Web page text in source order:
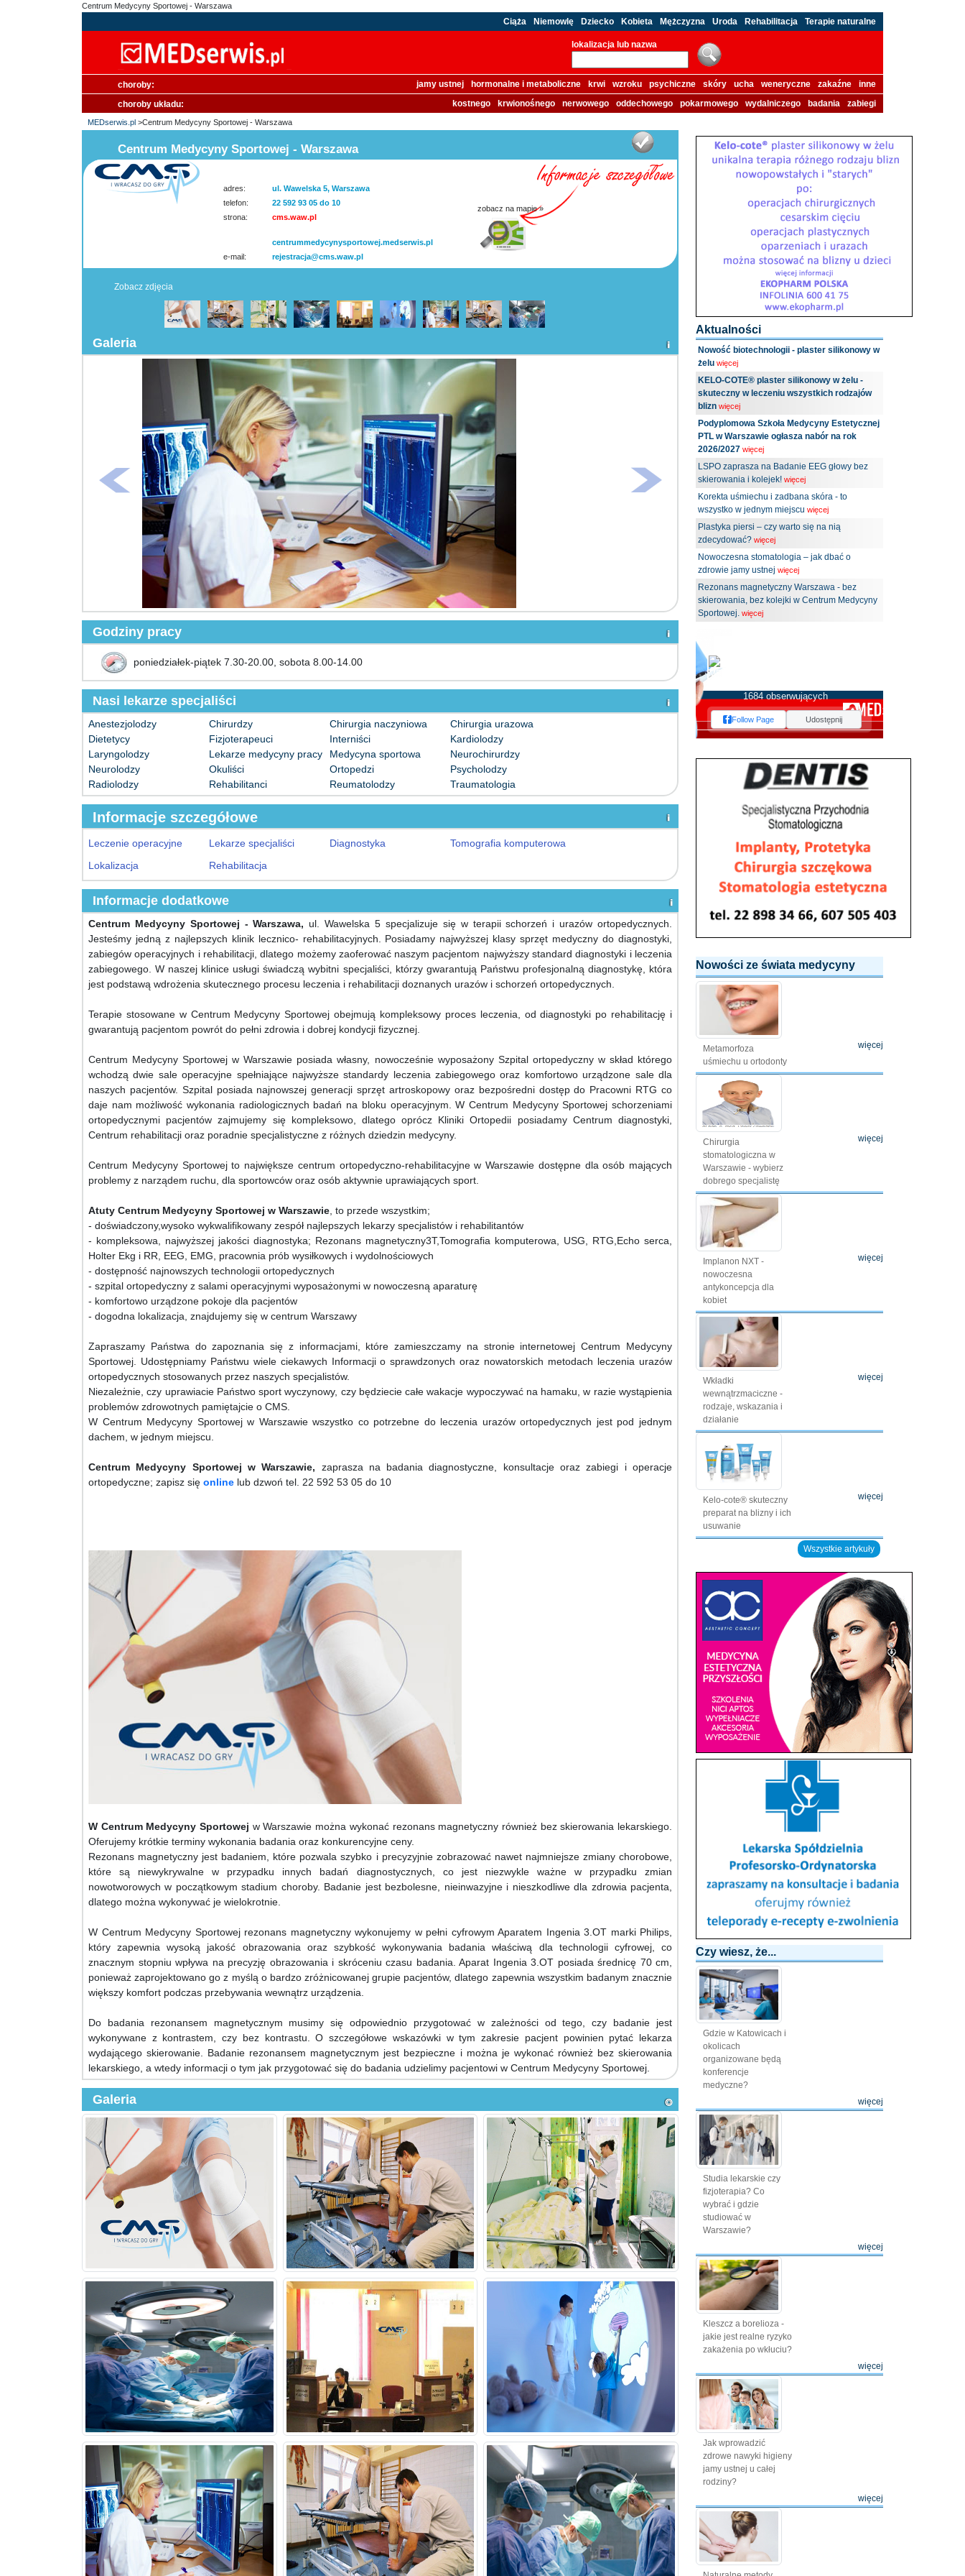
Centrum Medycyny Sportowej - Warszawa
Ciąża Niemowlę Dziecko Kobieta Mężczyzna Uroda Rehabilitacja Terapie naturalne
lokalizacja lub nazwa
choroby: jamy ustnej hormonalne i metaboliczne krwi wzroku psychiczne skóry ucha weneryczne zakaźne
inne
choroby układu:
kostnego krwionośnego nerwowego oddechowego pokarmowego wydalniczego badania zabiegi
MEDserwis.pl >Centrum Medycyny Sportowej - Warszawa
Centrum Medycyny Sportowej - Warszawa
adres:
ul. Wawelska 5, Warszawa
telefon:
22 592 93 05 do 10
strona:
cms.waw.pl
centrummedycynysportowej.medserwis.pl
e-mail:
rejestracja@cms.waw.pl
zobacz na mapie »
Zobacz zdjęcia
Galeria
Godziny pracy
poniedziałek-piątek 7.30-20.00, sobota 8.00-14.00
Nasi lekarze specjaliści
Anestezjolodzy Chirurdzy Chirurgia naczyniowa
Chirurgia urazowa
Dietetycy
Fizjoterapeuci Interniści
Kardiolodzy
Laryngolodzy
Lekarze medycyny pracy Medycyna sportowa
Neurochirurdzy
Neurolodzy
Okuliści Ortopedzi
Psycholodzy
Radiolodzy
Rehabilitanci Reumatolodzy Traumatologia
Informacje szczegółowe
Leczenie operacyjne Lekarze specjaliści Diagnostyka
Tomografia komputerowa
Lokalizacja
Rehabilitacja
Informacje dodatkowe
Centrum Medycyny Sportowej - Warszawa, ul. Wawelska 5 specjalizuje się w terapii schorzeń i urazów ortopedycznych.
Jesteśmy jedną z najlepszych klinik lecznico- rehabilitacyjnych. Posiadamy najwyższej klasy sprzęt medyczny do diagnostyki,
zabiegów operacyjnych i rehabilitacji, dlatego możemy zaoferować naszym pacjentom najwyższy standard diagnostyki i leczenia
zabiegowego. W naszej klinice usługi świadczą wybitni specjaliści, którzy gwarantują Państwu profesjonalną diagnostykę, która
jest podstawą wdrożenia skutecznego procesu leczenia i rehabilitacji doznanych urazów i schorzeń ortopedycznych.
Terapie stosowane w Centrum Medycyny Sportowej obejmują kompleksowy proces leczenia, od diagnostyki po rehabilitację i
gwarantują pacjentom powrót do pełni zdrowia i dobrej kondycji fizycznej.
Centrum Medycyny Sportowej w Warszawie posiada własny, nowocześnie wyposażony Szpital ortopedyczny w skład którego
wchodzą dwie sale operacyjne spełniające najwyższe standardy leczenia zabiegowego oraz komfortowo urządzone sale dla
naszych pacjentów. Szpital posiada najnowszej generacji sprzęt artroskopowy oraz bezpośredni dostęp do Pracowni RTG co
daje nam możliwość wykonania radiologicznych badań na bloku operacyjnym. W Centrum Medycyny Sportowej schorzeniami
ortopedycznymi pacjentów zajmujemy się kompleksowo, dlatego oprócz Kliniki Ortopedii posiadamy Centrum diagnostyki,
Centrum rehabilitacji oraz poradnie specjalistyczne z różnych dziedzin medycyny.
Centrum Medycyny Sportowej to największe centrum ortopedyczno-rehabilitacyjne w Warszawie dostępne dla osób mających
problemy z narządem ruchu, dla sportowców oraz osób aktywnie uprawiających sport.
Atuty Centrum Medycyny Sportowej w Warszawie , to przede wszystkim;
- doświadczony,wysoko wykwalifikowany zespół najlepszych lekarzy specjalistów i rehabilitantów
- kompleksowa, najwyższej jakości diagnostyka; Rezonans magnetyczny3T,Tomografia komputerowa, USG, RTG,Echo serca,
Holter Ekg i RR, EEG, EMG, pracownia prób wysiłkowych i wydolnościowych
- dostępność najnowszych technologii ortopedycznych
- szpital ortopedyczny z salami operacyjnymi wyposażonymi w nowoczesną aparaturę
- komfortowo urządzone pokoje dla pacjentów
- dogodna lokalizacja, znajdujemy się w centrum Warszawy
Zapraszamy Państwa do zapoznania się z informacjami, które zamieszczamy na stronie internetowej Centrum Medycyny
Sportowej. Udostępniamy Państwu wiele ciekawych Informacji o sprawdzonych oraz nowatorskich metodach leczenia urazów
ortopedycznych stosowanych przez naszych specjalistów.
Niezależnie, czy uprawiacie Państwo sport wyczynowy, czy będziecie całe wakacje wypoczywać na hamaku, w razie wystąpienia
problemów zdrowotnych pamiętajcie o CMS.
W Centrum Medycyny Sportowej w Warszawie wszystko co potrzebne do leczenia urazów ortopedycznych jest pod jednym
dachem, w jednym miejscu.
Centrum Medycyny Sportowej w Warszawie, zaprasza na badania diagnostyczne, konsultacje oraz zabiegi i operacje
ortopedyczne; zapisz się online lub dzwoń tel. 22 592 53 05 do 10
W Centrum Medycyny Sportowej w Warszawie można wykonać rezonans magnetyczny również bez skierowania lekarskiego.
Oferujemy krótkie terminy wykonania badania oraz konkurencyjne ceny.
Rezonans magnetyczny jest badaniem, które pozwala szybko i precyzyjnie zobrazować nawet najmniejsze zmiany chorobowe,
które są niewykrywalne w przypadku innych badań diagnostycznych, co jest niezwykle ważne w przypadku zmian
nowotworowych w początkowym stadium choroby. Badanie jest bezbolesne, nieinwazyjne i nieszkodliwe dla zdrowia pacjenta,
dlatego można wykonywać je wielokrotnie.
W Centrum Medycyny Sportowej rezonans magnetyczny wykonujemy w pełni cyfrowym Aparatem Ingenia 3.OT marki Philips,
który zapewnia wysoką jakość obrazowania oraz szybkość wykonywania badania właściwą dla technologii cyfrowej, co
znacznym stopniu wpływa na precyzję obrazowania i skróceniu czasu badania. Aparat Ingenia 3.OT posiada średnicę 70 cm,
ponieważ zaprojektowano go z myślą o bardzo zróżnicowanej grupie pacjentów, dlatego zapewnia wszystkim badanym znacznie
większy komfort podczas przebywania wewnątrz urządzenia.
Do badania rezonansem magnetycznym musimy się odpowiednio przygotować w zależności od tego, czy badanie jest
wykonywane z kontrastem, czy bez kontrastu. O szczegółowe wskazówki w tym zakresie pacjent powinien pytać lekarza
wydającego skierowanie. Badanie rezonansem magnetycznym jest bezpieczne i można je wykonać również bez skierowania
lekarskiego, a wtedy informacji o tym jak przygotować się do badania udzielimy pacjentowi w Centrum Medycyny Sportowej.
Galeria
Aktualności
Nowość biotechnologii - plaster silikonowy w
żelu więcej
KELO-COTE® plaster silikonowy w żelu -
skuteczny w leczeniu wszystkich rodzajów
blizn więcej
Podyplomowa Szkoła Medycyny Estetycznej
PTL w Warszawie ogłasza nabór na rok
2026/2027 więcej
LSPO zaprasza na Badanie EEG głowy bez
skierowania i kolejek! więcej
Korekta uśmiechu i zadbana skóra - to
wszystko w jednym miejscu więcej
Plastyka piersi – czy warto się na nią
zdecydować? więcej
Nowoczesna stomatologia – jak dbać o
zdrowie jamy ustnej więcej
Rezonans magnetyczny Warszawa - bez
skierowania, bez kolejki w Centrum Medycyny
Sportowej. więcej
1684 obserwujących
Follow Page Udostępnij
Nowości ze świata medycyny
Metamorfoza
uśmiechu u ortodonty
więcej
Chirurgia
stomatologiczna w
Warszawie - wybierz
dobrego specjalistę
więcej
Implanon NXT -
nowoczesna
antykoncepcja dla
kobiet
więcej
Wkładki
wewnątrzmaciczne -
rodzaje, wskazania i
działanie
więcej
Kelo-cote® skuteczny
preparat na blizny i ich
usuwanie
więcej
Wszystkie artykuły
Czy wiesz, że...
Gdzie w Katowicach i
okolicach
organizowane będą
konferencje
medyczne?
więcej
Studia lekarskie czy
fizjoterapia? Co
wybrać i gdzie
studiować w
Warszawie?
więcej
Kleszcz a borelioza -
jakie jest realne ryzyko
zakażenia po wkłuciu?
więcej
Jak wprowadzić
zdrowe nawyki higieny
jamy ustnej u całej
rodziny?
więcej